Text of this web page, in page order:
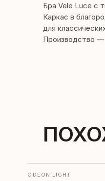
Бра Vele Luce с
Каркас в
для
Производство —
ODEON LIGHT